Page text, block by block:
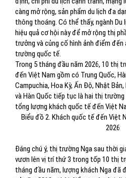
càng mở rộng, sản phẩm du lịch đa
thông thoáng. Có thể thấy, ngành Du
hiệu quả cơ hội này để mở rộng thị
trưởng và củng cố hình ảnh điểm
trường quốc tế.
Trong 5 tháng đầu năm 2026, 10 thị
đến Việt Nam gồm có Trung Quốc,
Campuchia, Hoa Kỳ, Ấn Độ, Nhật
và Hàn Quốc tiếp tục là hai thị
tổng lượng khách quốc tế đến Việt
Biểu đồ 2. Khách quốc tế đến Việt
2026
Đáng chú ý, thị trường Nga sau thời
vươn lên vị trí thứ 3 trong tốp 10 thị
tháng đầu năm, lượng khách Nga đã